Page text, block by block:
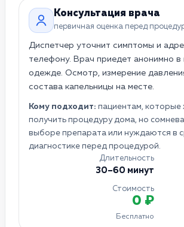
Консультация врача
первичная оценка перед
Диспетчер уточнит симптомы и
телефону. Врач приедет анонимно в
одежде. Осмотр, измерение
состава капельницы на месте.
Кому подходит: пациентам, которые
получить процедуру дома, но
выборе препарата или нуждаются в
диагностике перед процедурой.
Длительность
30–60 минут
Стоимость
0 ₽
Бесплатно